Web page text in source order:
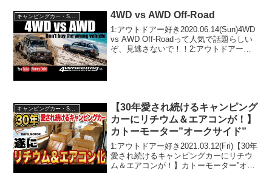
4WD vs AWD Off-Road
1:アウトドアー好き2020.06.14(Sun)4WD
vs AWD Off-Roadって人気で話題らしい
ぞ、見逃さないで！！2:アウトドアー好
キャンピングカー・SUV人気車種
【30年愛され続けるキャンピング
カーにリチウム＆エアコンが！】
カトーモーター”オークサイド”
1:アウトドアー好き2021.03.12(Fri)【30年
愛され続けるキャンピングカーにリチウ
ム＆エアコンが！】カトーモーター”オー